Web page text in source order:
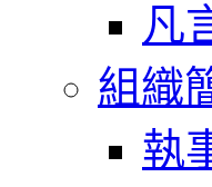
凡
組織
執